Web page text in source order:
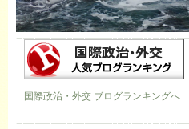
国際政治・外交 ブログランキングへ